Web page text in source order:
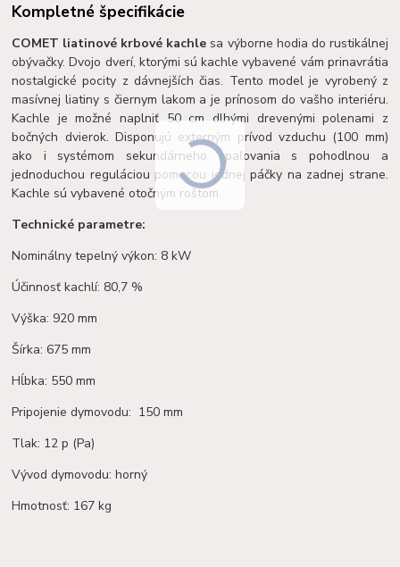
Kompletné špecifikácie
COMET liatinové krbové kachle sa výborne hodia do rustikálnej
obývačky. Dvojo dverí, ktorými sú kachle vybavené vám prinavrátia
nostalgické pocity z dávnejších čias. Tento model je vyrobený z
masívnej liatiny s čiernym lakom a je prínosom do vašho interiéru.
Kachle je možné naplniť 50 cm dlhými drevenými polenami z
bočných dvierok. Disponujú externým prívod vzduchu (100 mm)
ako i systémom sekundárneho spaľovania s pohodlnou a
jednoduchou reguláciou pomocou jednej páčky na zadnej strane.
Kachle sú vybavené otočným roštom.
Technické parametre:
Nominálny tepelný výkon: 8 kW
Účinnosť kachlí: 80,7 %
Výška: 920 mm
Šírka: 675 mm
Hĺbka: 550 mm
Pripojenie dymovodu: 150 mm
Tlak: 12 p (Pa)
Vývod dymovodu: horný
Hmotnosť: 167 kg